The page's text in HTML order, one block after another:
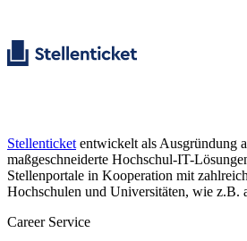
Stellenticket entwickelt als Ausgründung
maßgeschneiderte Hochschul-IT-
Stellenportale in Kooperation mit
Hochschulen und Universitäten, wie z.B.
Career Service